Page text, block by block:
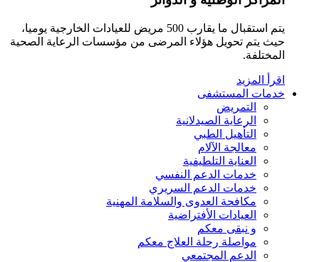
يتم استقبال ما يقارب 500 مريض للعيادات الخارجية يوميا،
حيث يتم تحويل هؤلاء المرضى من مؤسسات الرعاية الصحية
المختلفة.
اقرأ المزيد
خدمات المستشفى
التمريض
الرعاية الصيدلانية
التأهيل الطبي
معالجة الآلام
العناية التلطيفية
خدمات الدعم النفسي
خدمات الدعم السريري
مكافحة العدوى والسلامة المهنية
العيادات الأفتراضية
و نبقى معكم
مواصلة رحلة العلاج معكم
الدعم المجتمعي